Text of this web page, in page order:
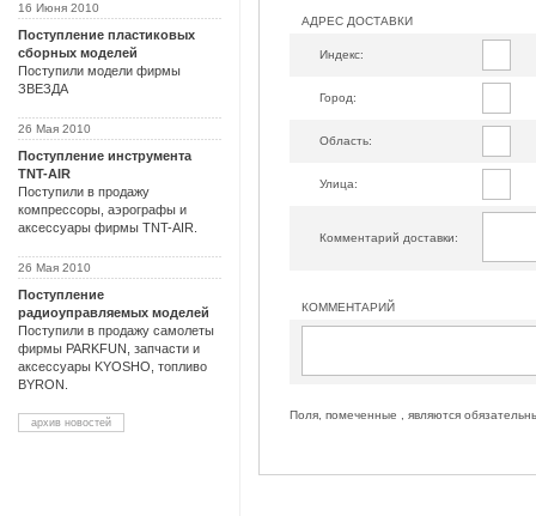
16 Июня 2010
Поступление пластиковых
сборных моделей
Поступили модели фирмы
ЗВЕЗДА
26 Мая 2010
Поступление инструмента
TNT-AIR
Поступили в продажу
компрессоры, аэрографы и
аксессуары фирмы TNT-AIR.
26 Мая 2010
Поступление
радиоуправляемых моделей
Поступили в продажу самолеты
фирмы PARKFUN, запчасти и
аксессуары KYOSHO, топливо
BYRON.
архив новостей
АДРЕС ДОСТАВКИ
Индекс:
Город:
Область:
Улица:
Комментарий доставки:
КОММЕНТАРИЙ
Поля, помеченные , являются